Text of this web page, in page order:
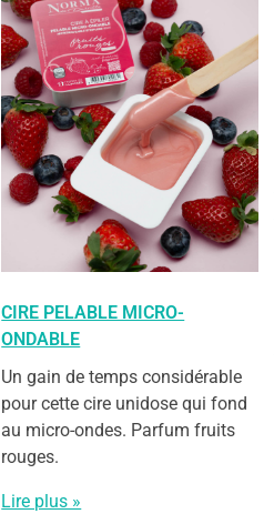
CIRE PELABLE MICRO-
ONDABLE
Un gain de temps considérable
pour cette cire unidose qui fond
au micro-ondes. Parfum fruits
rouges.
Lire plus »